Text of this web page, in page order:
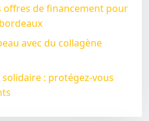
offres de financement pour
avec du collagène
: protégez-vous